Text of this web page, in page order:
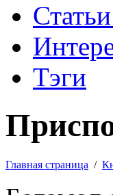
Тэги
Главная страница /